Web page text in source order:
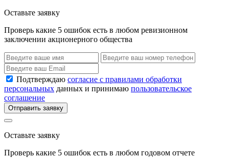
Оставьте заявку
Проверь какие 5 ошибок есть в любом ревизионном
заключении акционерного общества
Подтверждаю согласие с правилами обработки
персональных данных и принимаю пользовательское
соглашение
Отправить заявку
Оставьте заявку
Проверь какие 5 ошибок есть в любом годовом отчете